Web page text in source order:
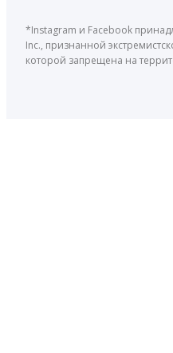
*Instagram и Facebook
Inc., признанной
которой запрещена на